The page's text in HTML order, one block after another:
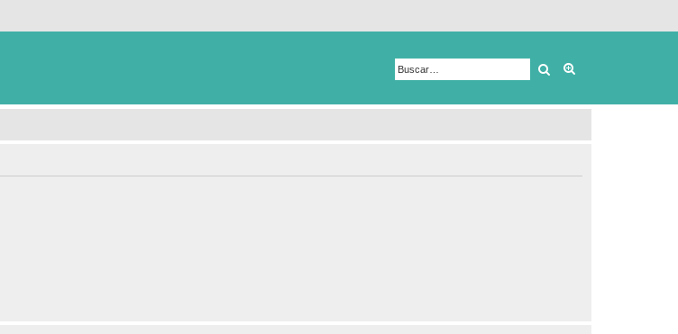
Buscar